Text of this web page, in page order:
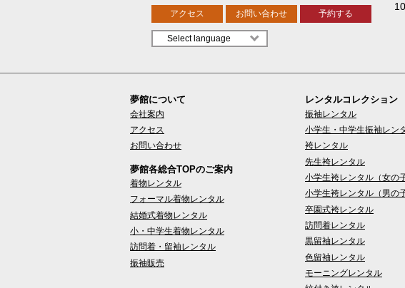
アクセス お問い合わせ 予約する
夢館について
会社案内
アクセス
お問い合わせ
夢館各総合TOPのご案内
着物レンタル
フォーマル着物レンタル
結婚式着物レンタル
小・中学生着物レンタル
訪問着・留袖レンタル
振袖販売
レンタルコレクション
振袖レンタル
小学生・中学生振袖レン
袴レンタル
先生袴レンタル
小学生袴レンタル（女の子
小学生袴レンタル（男の子
卒園式袴レンタル
訪問着レンタル
黒留袖レンタル
色留袖レンタル
モーニングレンタル